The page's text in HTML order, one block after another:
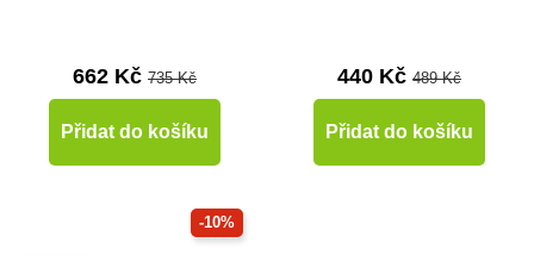
662 Kč 735 Kč
Přidat do košíku
440 Kč 489 Kč
Přidat do košíku
-10%